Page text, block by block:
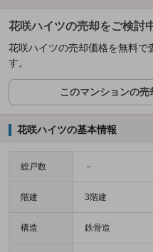
花咲ハイツの売却をご検討
花咲ハイツの売却価格を無料で
す。
このマンションの売
花咲ハイツの基本情報
総戸数 －
階建 3階建
構造 鉄骨造